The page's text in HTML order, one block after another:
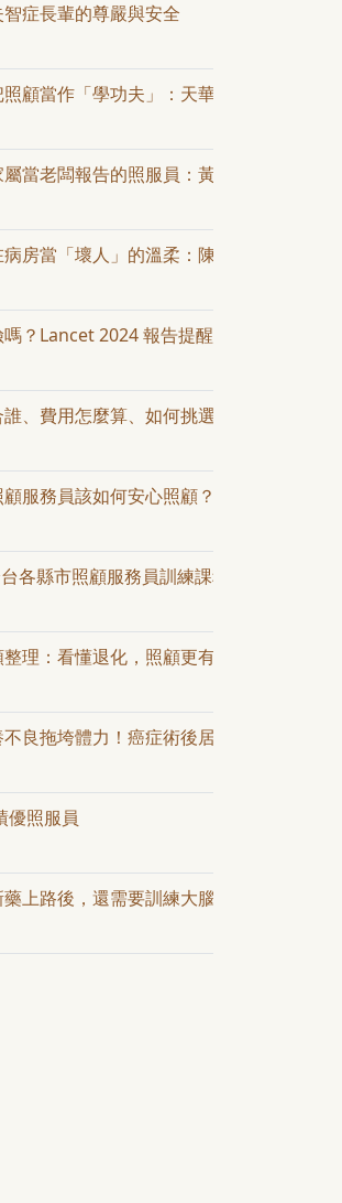
症長輩的尊嚴與安全
照顧當作「學功夫」：天華在生老病死間
當老闆報告的照服員：黃穎文的「業務
房當「壞人」的溫柔：陳淑惠的二十年
？Lancet 2024 報告提醒：中年 LDL 是
、費用怎麼算、如何挑選一次看懂
服務員該如何安心照顧？
各縣市照顧服務員訓練課程(持續更新中)
理：看懂退化，照顧更有方向
良拖垮體力！癌症術後居家飲食攻略
優照服員
藥上路後，還需要訓練大腦嗎？——從日